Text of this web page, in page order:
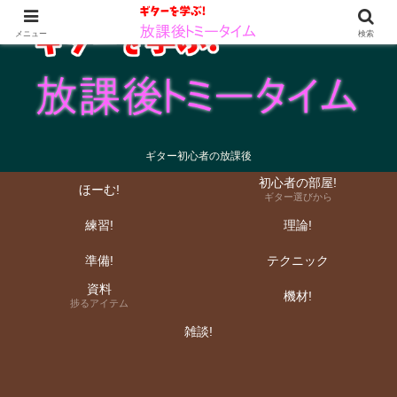
ギター初心者の放課後
ほーむ! 初心者の部屋!
ギター選びから
練習! 理論!
準備!
テクニック
資料
捗るアイテム 機材!
雑談!
メニュー 検索